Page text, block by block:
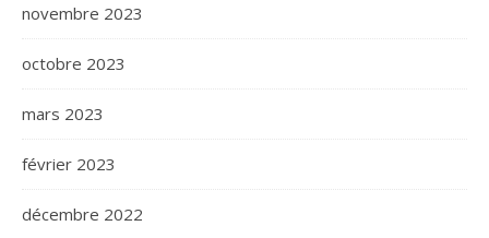
novembre 2023
octobre 2023
mars 2023
février 2023
décembre 2022